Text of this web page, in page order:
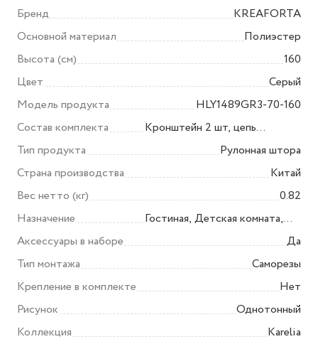
Бренд
KREAFORTA
Основной материал
Полиэстер
Высота (см)
160
Цвет
Серый
Модель продукта
HLY1489GR3-70-160
Состав комплекта
Кронштейн 2 шт, цепь
управления с разъемом 1 шт,
концевые зажимы для верхней
устройства 1 шт, система
зажимов для окон 2 шт, разъем
1 шт, лента 3 м 2 шт, винт 6 шт,
дюбель 4 шт, комплект
нижнего крепления
Тип продукта
Рулонная штора
Страна производства
Китай
Вес нетто (кг)
0.82
Назначение
Гостиная, Детская комната,
Аксессуары в наборе
Да
Тип монтажа
Саморезы
Крепление в комплекте
Нет
Рисунок
Однотонный
Коллекция
Karelia